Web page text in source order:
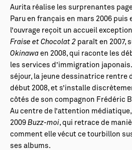
Aurita réalise les surprenantes
Paru en français en mars 2006 puis
l’ouvrage reçoit un accueil
Fraise et Chocolat 2 paraît en 2007,
Okinawa en 2008, qui raconte les
les services d’immigration
séjour, la jeune dessinatrice rentre
début 2008, et s’installe
côtés de son compagnon Frédéric
Au centre de l’attention
2009 Buzz-moi, qui retrace de
comment elle vécut ce tourbillon
ses albums.